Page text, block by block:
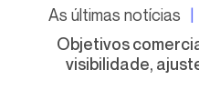
As últimas notícias
Objetivos
visibilidade,